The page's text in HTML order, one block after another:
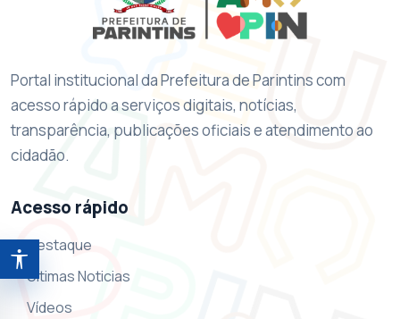
Abrir ferramentas de acessibilidade
Portal institucional da Prefeitura de Parintins com
acesso rápido a serviços digitais, notícias,
transparência, publicações oficiais e atendimento ao
cidadão.
Acesso rápido
Destaque
Ultimas Noticias
Vídeos